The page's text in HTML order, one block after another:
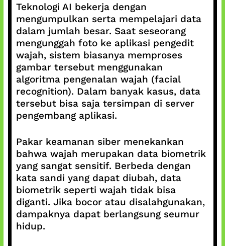
Teknologi AI bekerja dengan
mengumpulkan serta mempelajari data
dalam jumlah besar. Saat seseorang
mengunggah foto ke aplikasi pengedit
wajah, sistem biasanya memproses
gambar tersebut menggunakan
algoritma pengenalan wajah (facial
recognition). Dalam banyak kasus, data
tersebut bisa saja tersimpan di server
pengembang aplikasi.
Pakar keamanan siber menekankan
bahwa wajah merupakan data biometrik
yang sangat sensitif. Berbeda dengan
kata sandi yang dapat diubah, data
biometrik seperti wajah tidak bisa
diganti. Jika bocor atau disalahgunakan,
dampaknya dapat berlangsung seumur
hidup.